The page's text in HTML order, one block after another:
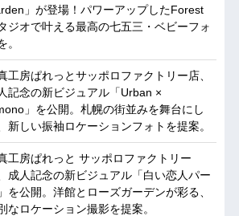
」が登場！パワーアップしたForest
ジオで叶える最高の七五三・ベビーフォ
。
工房ぱれっとサッポロファクトリー店、
記念の新ビジュアル「Urban ×
」を公開。札幌の街並みを舞台にし
新しい振袖ロケーションフォトを提案。
工房ぱれっと サッポロファクトリー
成人記念の新ビジュアル「白い恋人パー
を公開。洋館とローズガーデンが彩る、
なロケーション撮影を提案。